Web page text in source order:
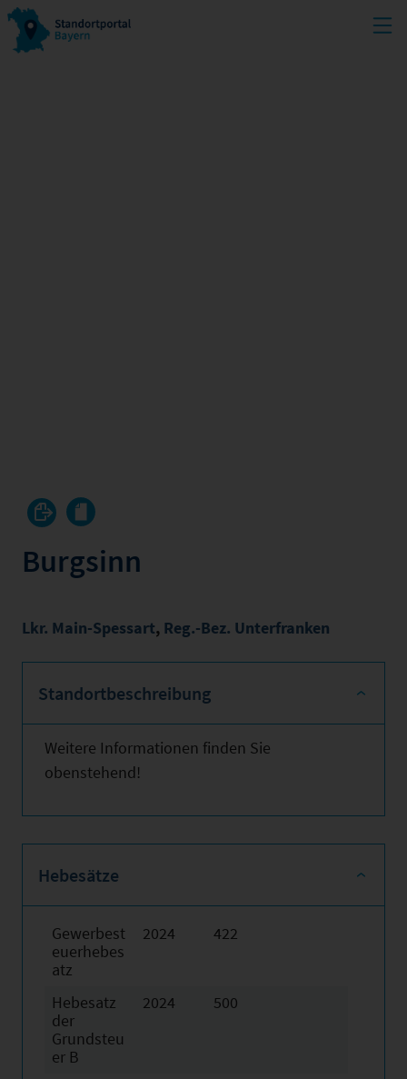
Burgsinn
Lkr. Main-Spessart, Reg.-Bez. Unterfranken
Standortbeschreibung
Weitere Informationen finden Sie
obenstehend!
Hebesätze
Gewerbest
euerhebes
atz
2024 422
Hebesatz
der
Grundsteu
er B
2024 500